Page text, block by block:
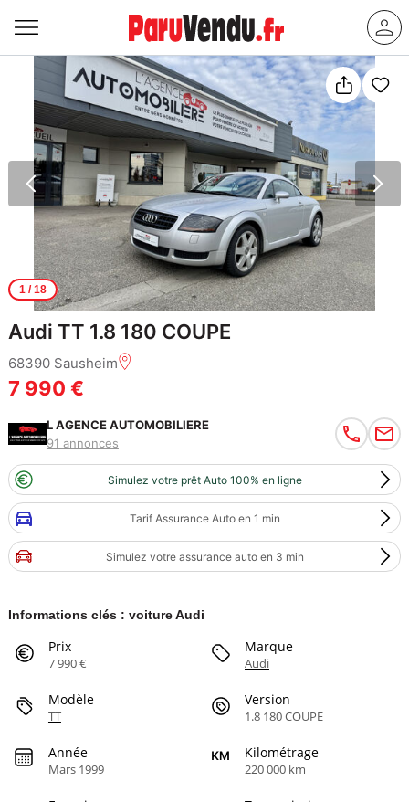
1/ 18
Audi TT 1.8 180 COUPE
68390 Sausheim
7 990 €
L AGENCE AUTOMOBILIERE
91 annonces
Simulez votre prêt Auto 100% en ligne
Tarif Assurance Auto en 1 min
Simulez votre assurance auto en 3 min
Informations clés : voiture Audi
Prix
7 990 €
Marque
Audi
Modèle
TT
Version
1.8 180 COUPE
Année
Mars 1999
Kilométrage
220 000 km